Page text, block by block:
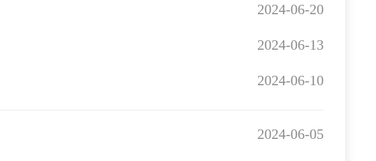
2024-06-20
2024-06-13
2024-06-10
2024-06-05